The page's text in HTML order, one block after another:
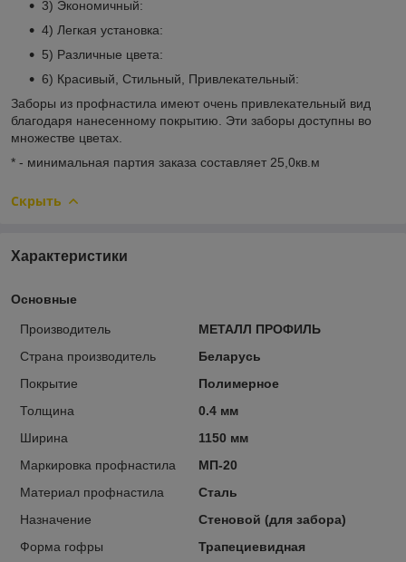
3) Экономичный:
4) Легкая установка:
5) Различные цвета:
6) Красивый, Стильный, Привлекательный:
Заборы из профнастила имеют очень привлекательный вид
благодаря нанесенному покрытию. Эти заборы доступны во
множестве цветах.
* - минимальная партия заказа составляет 25,0кв.м
Скрыть
Характеристики
Основные
Производитель
МЕТАЛЛ ПРОФИЛЬ
Страна производитель
Беларусь
Покрытие
Полимерное
Толщина
0.4 мм
Ширина
1150 мм
Маркировка профнастила
МП-20
Материал профнастила
Сталь
Назначение
Стеновой (для забора)
Форма гофры
Трапециевидная